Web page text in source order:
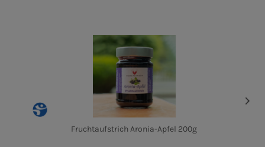
Fruchtaufstrich Aronia-Apfel 200g